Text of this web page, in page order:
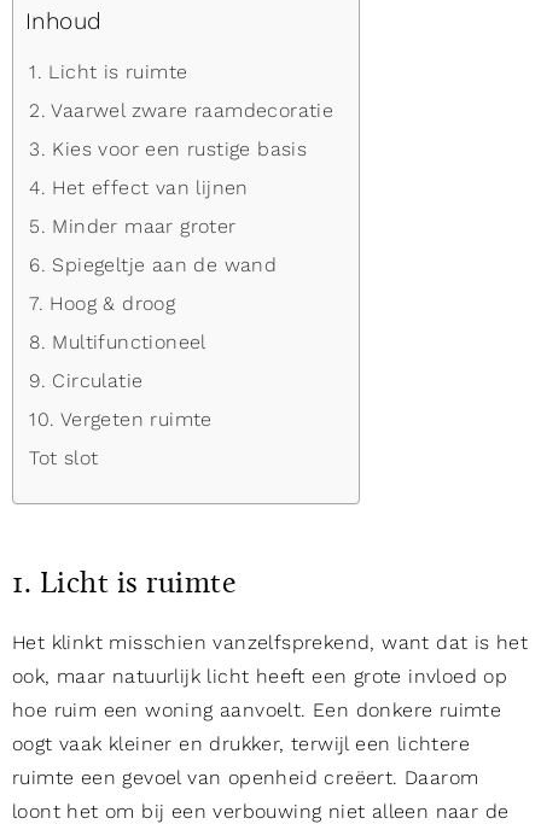
Inhoud
1. Licht is ruimte
2. Vaarwel zware raamdecoratie
3. Kies voor een rustige basis
4. Het effect van lijnen
5. Minder maar groter
6. Spiegeltje aan de wand
7. Hoog & droog
8. Multifunctioneel
9. Circulatie
10. Vergeten ruimte
Tot slot
1. Licht is ruimte
Het klinkt misschien vanzelfsprekend, want dat is het
ook, maar natuurlijk licht heeft een grote invloed op
hoe ruim een woning aanvoelt. Een donkere ruimte
oogt vaak kleiner en drukker, terwijl een lichtere
ruimte een gevoel van openheid creëert. Daarom
loont het om bij een verbouwing niet alleen naar de